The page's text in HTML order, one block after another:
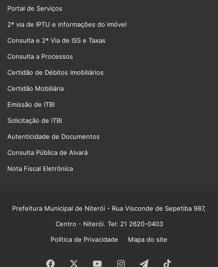
Portal de Serviços
2ª via de IPTU e informações do imóvel
Consulta e 2ª Via de ISS e Taxas
Consulta a Processos
Certidão de Débitos Imobiliários
Certidão Mobiliária
Emissão de ITBI
Solicitação de ITBI
Autenticidade de Documentos
Consulta Pública de Alvará
Nota Fiscal Eletrônica
Prefeitura Municipal de Niterói - Rua Visconde de Sepetiba 987,
Centro - Niterói. Tel: 21 2620-0403
Política de Privacidade
Mapa do site
Facebook YouTubeInstagram
Telegram